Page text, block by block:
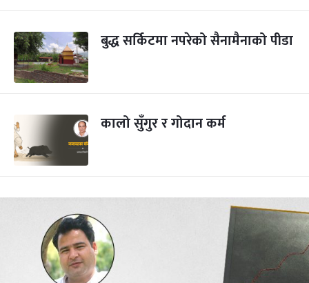
बुद्ध सर्किटमा नपरेको सैनामैनाको पीडा
कालो सुँगुर र गोदान कर्म